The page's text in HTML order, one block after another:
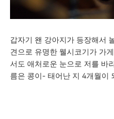
갑자기 왠 강아지가 등장해서
견으로 유명한 웰시코기가 가
서도 애처로운 눈으로 저를 바
름은 콩이- 태어난 지 4개월이